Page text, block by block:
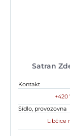
Satran
Kontakt
+420
Sídlo, provozovna
Libčice